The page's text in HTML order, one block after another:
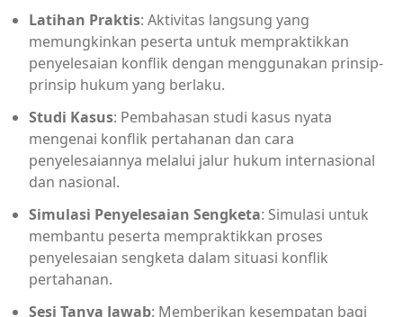
Latihan Praktis: Aktivitas langsung yang
memungkinkan peserta untuk mempraktikkan
penyelesaian konflik dengan menggunakan prinsip-
prinsip hukum yang berlaku.
Studi Kasus: Pembahasan studi kasus nyata
mengenai konflik pertahanan dan cara
penyelesaiannya melalui jalur hukum internasional
dan nasional.
Simulasi Penyelesaian Sengketa: Simulasi untuk
membantu peserta mempraktikkan proses
penyelesaian sengketa dalam situasi konflik
pertahanan.
Sesi Tanya Jawab: Memberikan kesempatan bagi